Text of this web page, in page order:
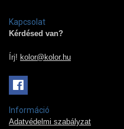
Kapcsolat
Kérdésed van?
Írj! kolor@kolor.hu
Információ
Adatvédelmi szabályzat